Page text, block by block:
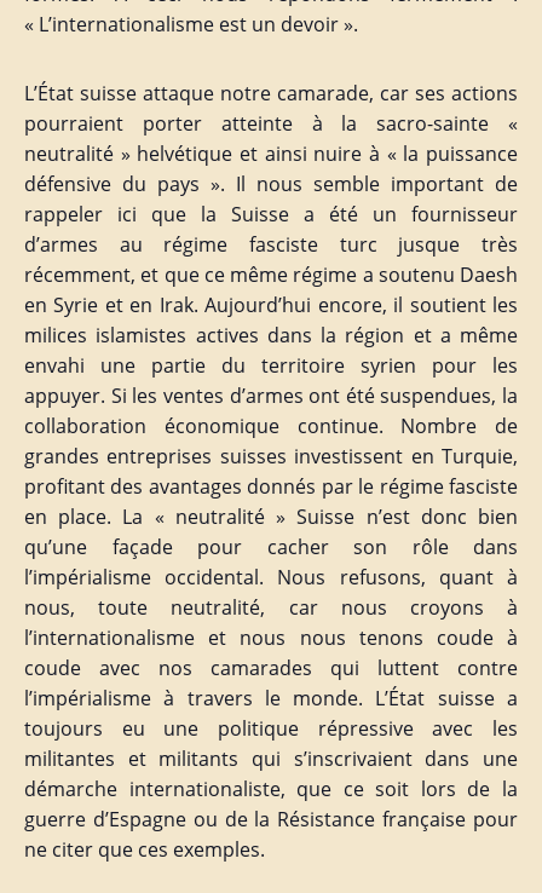
« L’internationalisme est un devoir ».
L’État suisse attaque notre camarade, car ses actions
pourraient porter atteinte à la sacro-sainte «
neutralité » helvétique et ainsi nuire à « la puissance
défensive du pays ». Il nous semble important de
rappeler ici que la Suisse a été un fournisseur
d’armes au régime fasciste turc jusque très
récemment, et que ce même régime a soutenu Daesh
en Syrie et en Irak. Aujourd’hui encore, il soutient les
milices islamistes actives dans la région et a même
envahi une partie du territoire syrien pour les
appuyer. Si les ventes d’armes ont été suspendues, la
collaboration économique continue. Nombre de
grandes entreprises suisses investissent en Turquie,
profitant des avantages donnés par le régime fasciste
en place. La « neutralité » Suisse n’est donc bien
qu’une façade pour cacher son rôle dans
l’impérialisme occidental. Nous refusons, quant à
nous, toute neutralité, car nous croyons à
l’internationalisme et nous nous tenons coude à
coude avec nos camarades qui luttent contre
l’impérialisme à travers le monde. L’État suisse a
toujours eu une politique répressive avec les
militantes et militants qui s’inscrivaient dans une
démarche internationaliste, que ce soit lors de la
guerre d’Espagne ou de la Résistance française pour
ne citer que ces exemples.